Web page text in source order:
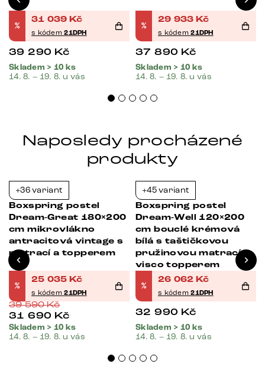
%
31 039 Kč
s kódem21DPH
39 290 Kč
Skladem > 10 ks
14. 8. – 19. 8. u vás
%
29 933 Kč
s kódem21DPH
37 890 Kč
Skladem > 10 ks
14. 8. – 19. 8. u vás
Naposledy procházené
produkty
+36 variant
Boxspring postel
Dream-Great 180×200
cm mikrovlákno
antracitová vintage s
matrací a topperem
%
25 035 Kč
s kódem21DPH
39 590Kč
31 690 Kč
Skladem > 10 ks
14. 8. – 19. 8. u vás
+45 variant
Boxspring postel
Dream-Well 120×200
cm bouclé krémová
bílá s taštičkovou
pružinovou matrací a
visco topperem
%
26 062 Kč
s kódem21DPH
32 990 Kč
Skladem > 10 ks
14. 8. – 19. 8. u vás